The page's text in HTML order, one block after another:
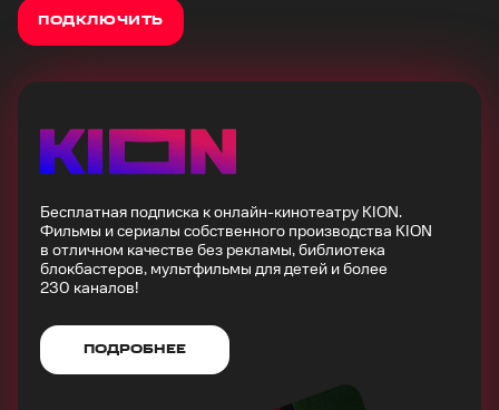
ПОДКЛЮЧИТЬ
Бесплатная подписка к онлайн-кинотеатру KION.
Фильмы и сериалы собственного производства KION
в отличном качестве без рекламы, библиотека
блокбастеров, мультфильмы для детей и более
230 каналов!
ПОДРОБНЕЕ